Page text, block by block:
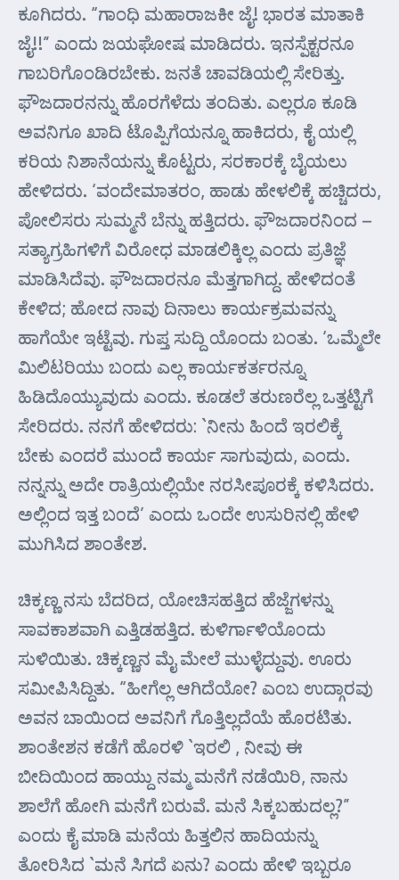
ಕೂಗಿದರು. “ಗಾಂಧಿ ಮಹಾರಾಜಕೀ ಜೈ! ಭಾರತ ಮಾತಾಕಿ
ಜೈ!!” ಎ೦ದು ಜಯಘೋಷ ಮಾಡಿದರು. ಇನಸ್ಪೆಕ್ಟರನೂ
ಗಾಬರಿಗೊಂಡಿರಬೇಕು. ಜನತೆ ಚಾವಡಿಯಲ್ಲಿ ಸೇರಿತ್ತು.
ಫೌಜದಾರನನ್ನು ಹೊರಗೆಳೆದು ತಂದಿತು. ಎಲ್ಲರೂ ಕೂಡಿ
ಅವನಿಗೂ ಖಾದಿ ಟೊಪ್ಪಿಗೆಯನ್ನೂ ಹಾಕಿದರು, ಕೈ ಯಲ್ಲಿ
ಕರಿಯ ನಿಶಾನೆಯನ್ನು ಕೊಟ್ಟರು, ಸರಕಾರಕ್ಕೆ ಬೈಯಲು
ಹೇಳಿದರು. ‘ವಂದೇಮಾತರಂ, ಹಾಡು ಹೇಳಲಿಕ್ಕೆ ಹಚ್ಚಿದರು,
ಪೋಲಿಸರು ಸುಮ್ಮನೆ ಬೆನ್ನು ಹತ್ತಿದರು. ಫೌಜದಾರನಿಂದ –
ಸತ್ಯಾಗ್ರಹಿಗಳಿಗೆ ವಿರೋಧ ಮಾಡಲಿಕ್ಕಿಲ್ಲ ಎಂದು ಪ್ರತಿಜ್ಞೆ
ಮಾಡಿಸಿದೆವು. ಫೌಜದಾರನೂ ಮೆತ್ತಗಾಗಿದ್ದ. ಹೇಳಿದಂತೆ
ಕೇಳಿದ; ಹೋದ ನಾವು ದಿನಾಲು ಕಾರ್ಯಕ್ರಮವನ್ನು
ಹಾಗೆಯೇ ಇಟ್ಟೆವು. ಗುಪ್ತ ಸುದ್ದಿ ಯೊಂದು ಬಂತು. ‘ಒಮ್ಮೆಲೇ
ಮಿಲಿಟರಿಯು ಬಂದು ಎಲ್ಲ ಕಾರ್ಯಕರ್ತರನ್ನೂ
ಹಿಡಿದೊಯ್ಯುವುದು ಎಂದು. ಕೂಡಲೆ ತರುಣರೆಲ್ಲ ಒತ್ತಟ್ಟಿಗೆ
ಸೇರಿದರು. ನನಗೆ ಹೇಳಿದರು: `ನೀನು ಹಿಂದೆ ಇರಲಿಕ್ಕೆ
ಬೇಕು ಎಂದರೆ ಮುಂದೆ ಕಾರ್ಯ ಸಾಗುವುದು, ಎಂದು.
ನನ್ನನ್ನು ಅದೇ ರಾತ್ರಿಯಲ್ಲಿಯೇ ನರಸೀಪೂರಕ್ಕೆ ಕಳಿಸಿದರು.
ಅಲ್ಲಿಂದ ಇತ್ತ ಬ೦ದೆ’ ಎಂದು ಒಂದೇ ಉಸುರಿನಲ್ಲಿ ಹೇಳಿ
ಮುಗಿಸಿದ ಶಾಂತೇಶ.
ಚಿಕ್ಕಣ್ಣ ನಸು ಬೆದರಿದ, ಯೋಚಿಸಹತ್ತಿದ ಹೆಜ್ಜೆಗಳನ್ನು
ಸಾವಕಾಶವಾಗಿ ಎತ್ತಿಡಹತ್ತಿದ. ಕುಳಿರ್ಗಾಳಿಯೊ೦ದು
ಸುಳಿಯಿತು. ಚಿಕ್ಕಣ್ಣನ ಮೈ ಮೇಲೆ ಮುಳ್ಳೆದ್ದುವು. ಊರು
ಸಮೀಪಿಸಿದ್ದಿತು. “ಹೀಗೆಲ್ಲ ಆಗಿದೆಯೋ? ಎಂಬ ಉದ್ಗಾರವು
ಅವನ ಬಾಯಿಂದ ಅವನಿಗೆ ಗೊತ್ತಿಲ್ಲದೆಯೆ ಹೊರಟಿತು.
ಶಾಂತೇಶನ ಕಡೆಗೆ ಹೊರಳಿ `ಇರಲಿ , ನೀವು ಈ
ಬೀದಿಯಿಂದ ಹಾಯ್ದು ನಮ್ಮ ಮನೆಗೆ ನಡೆಯಿರಿ, ನಾನು
ಶಾಲೆಗೆ ಹೋಗಿ ಮನೆಗೆ ಬರುವೆ. ಮನೆ ಸಿಕ್ಕಬಹುದಲ್ಲ?”
ಎ೦ದು ಕೈ ಮಾಡಿ ಮನೆಯ ಹಿತ್ತಲಿನ ಹಾದಿಯನ್ನು
ತೋರಿಸಿದ `ಮನೆ ಸಿಗದೆ ಏನು? ಎಂದು ಹೇಳಿ ಇಬ್ಬರೂ